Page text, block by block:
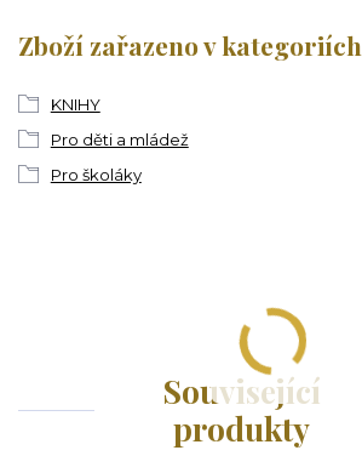
Zboží zařazeno v kategoriích
KNIHY
Pro děti a mládež
Pro školáky
Související
produkty